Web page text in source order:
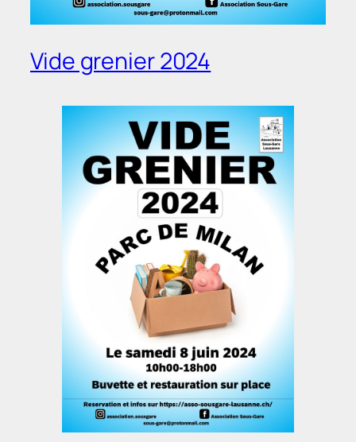
Vide grenier 2024